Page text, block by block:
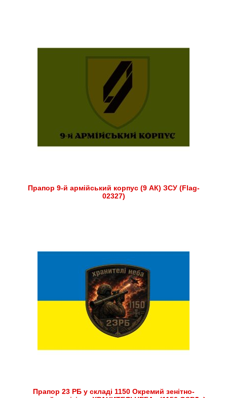
Прапор 9-й армійський корпус (9 АК) ЗСУ (Flag-
02327)
Прапор 23 РБ у складі 1150 Окремий зенітно-